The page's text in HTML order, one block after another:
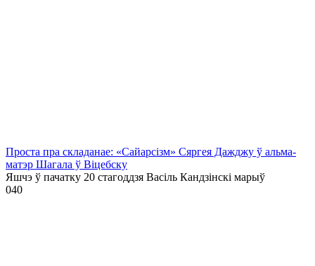
Проста пра складанае: «Сайарсізм» Сяргея Дажджу ў альма-
матэр Шагала ў Віцебску
Яшчэ ў пачатку 20 стагоддзя Васіль Кандзінскі марыў
040